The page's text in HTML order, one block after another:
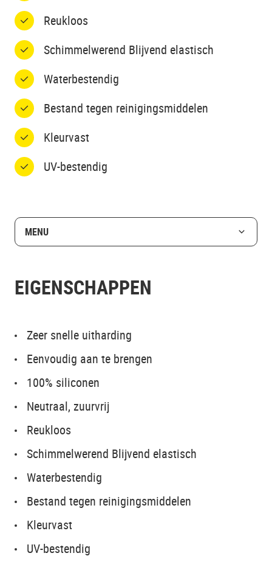
Reukloos
Schimmelwerend Blijvend elastisch
Waterbestendig
Bestand tegen reinigingsmiddelen
Kleurvast
UV-bestendig
MENU
EIGENSCHAPPEN
Zeer snelle uitharding
Eenvoudig aan te brengen
100% siliconen
Neutraal, zuurvrij
Reukloos
Schimmelwerend Blijvend elastisch
Waterbestendig
Bestand tegen reinigingsmiddelen
Kleurvast
UV-bestendig